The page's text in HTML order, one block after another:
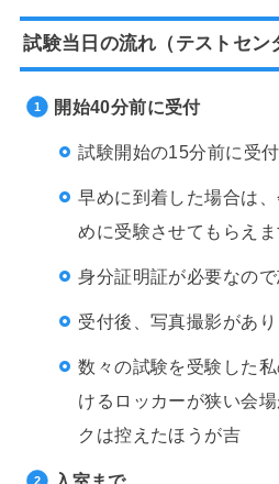
試験当日の流れ（テストセン
開始40分前に受付
試験開始の15分前に受付
早めに到着した場合は
めに受験させてもらえま
身分証明証が必要なの
受付後、写真撮影があり
数々の試験を受験した
けるロッカーが狭い会
クは控えたほうが吉